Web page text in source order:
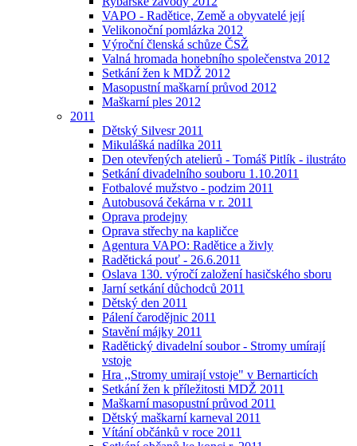
VAPO - Radětice, Země a obyvatelé její
Velikonoční pomlázka 2012
Výroční členská schůze ČSŽ
Valná hromada honebního společenstva 2012
Setkání žen k MDŽ 2012
Masopustní maškarní průvod 2012
Maškarní ples 2012
2011
Dětský Silvesr 2011
Mikulášká nadílka 2011
Den otevřených atelierů - Tomáš Pitlík - ilustráto
Setkání divadelního souboru 1.10.2011
Fotbalové mužstvo - podzim 2011
Autobusová čekárna v r. 2011
Oprava prodejny
Oprava střechy na kapličce
Agentura VAPO: Radětice a živly
Radětická pouť - 26.6.2011
Oslava 130. výročí založení hasičského sboru
Jarní setkání důchodců 2011
Dětský den 2011
Pálení čarodějnic 2011
Stavění májky 2011
Radětický divadelní soubor - Stromy umírají
vstoje
Hra ,,Stromy umirají vstoje" v Bernarticích
Setkání žen k příležitosti MDŽ 2011
Maškarní masopustní průvod 2011
Dětský maškarní karneval 2011
Vítání občánků v roce 2011